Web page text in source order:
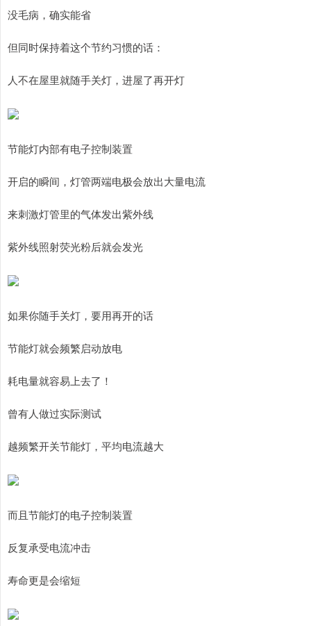
没毛病，确实能省
但同时保持着这个节约习惯的话：
人不在屋里就随手关灯，进屋了再开灯
节能灯内部有电子控制装置
开启的瞬间，灯管两端电极会放出大量电流
来刺激灯管里的气体发出紫外线
紫外线照射荧光粉后就会发光
如果你随手关灯，要用再开的话
节能灯就会频繁启动放电
耗电量就容易上去了！
曾有人做过实际测试
越频繁开关节能灯，平均电流越大
而且节能灯的电子控制装置
反复承受电流冲击
寿命更是会缩短